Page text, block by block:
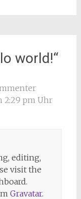
world!“
2:29 pm Uhr
editing,
visit the
Gravatar.